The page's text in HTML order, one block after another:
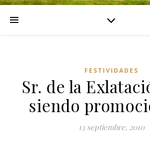
FESTIVIDADES
Sr. de la
siendo
13 septiembre, 2010